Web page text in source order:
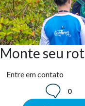
Monte seu
Entre em contato
0